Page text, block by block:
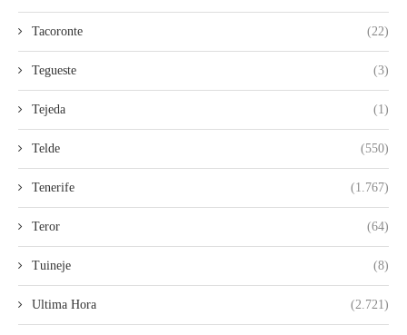
Tacoronte (22)
Tegueste (3)
Tejeda (1)
Telde (550)
Tenerife (1.767)
Teror (64)
Tuineje (8)
Ultima Hora (2.721)